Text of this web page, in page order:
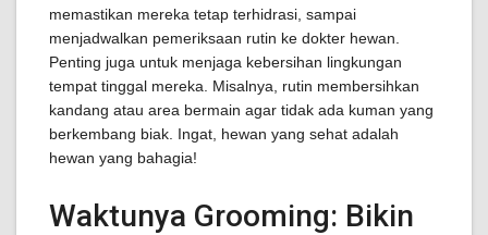
memastikan mereka tetap terhidrasi, sampai
menjadwalkan pemeriksaan rutin ke dokter hewan.
Penting juga untuk menjaga kebersihan lingkungan
tempat tinggal mereka. Misalnya, rutin membersihkan
kandang atau area bermain agar tidak ada kuman yang
berkembang biak. Ingat, hewan yang sehat adalah
hewan yang bahagia!
Waktunya Grooming: Bikin